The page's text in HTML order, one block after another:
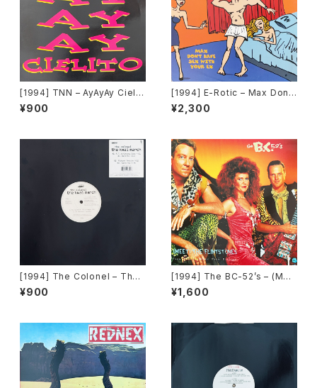
[1994] TNN – AyAyAy Cielit
o [Dance Street]
¥900
[1994] E-Rotic – Max Don't
Have Sex With Your Ex [Bl
ow Up]
¥2,300
[1994] The Colonel – The
Kwai March [Ultrapop]
¥900
[1994] The BC-52’s – (Mee
t) The Flintstones [MCA Re
cords]
¥1,600